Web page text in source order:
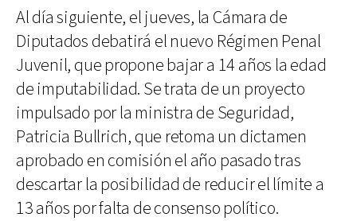
Al día siguiente, el jueves, la Cámara de
Diputados debatirá el nuevo Régimen Penal
Juvenil, que propone bajar a 14 años la edad
de imputabilidad. Se trata de un proyecto
impulsado por la ministra de Seguridad,
Patricia Bullrich, que retoma un dictamen
aprobado en comisión el año pasado tras
descartar la posibilidad de reducir el límite a
13 años por falta de consenso político.